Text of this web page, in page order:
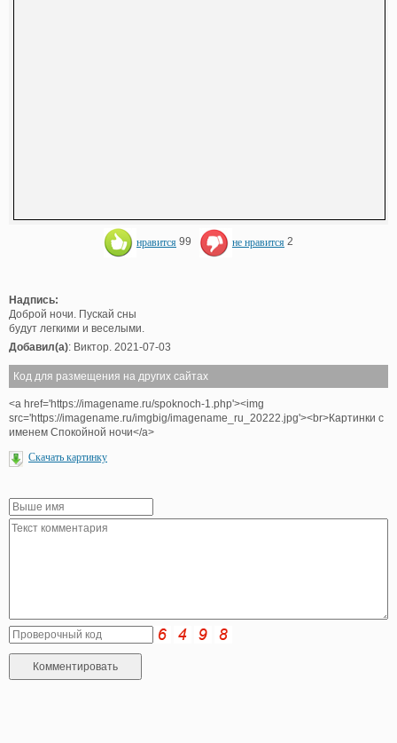
нравится 99 не нравится 2
Надпись:
Доброй ночи. Пускай сны
будут легкими и веселыми.
Добавил(а): Виктор. 2021-07-03
Код для размещения на других сайтах
<a href='https://imagename.ru/spoknoch-1.php'><img
src='https://imagename.ru/imgbig/imagename_ru_20222.jpg'><br>Картинки с
именем Спокойной ночи</a>
Скачать картинку